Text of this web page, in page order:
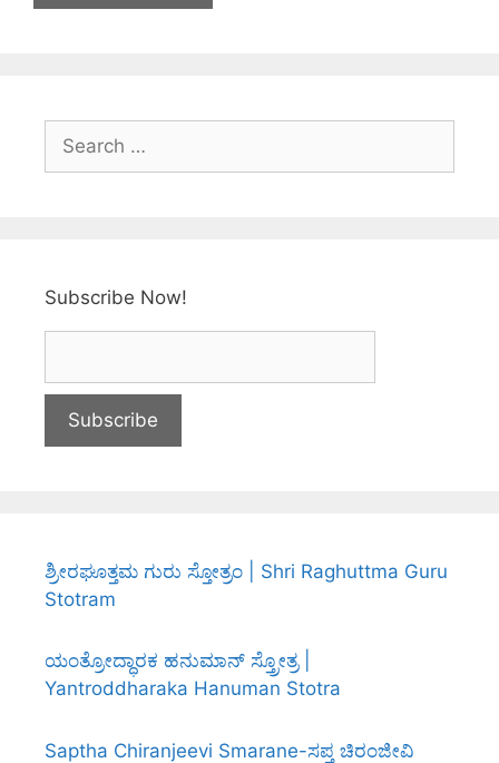
Subscribe Now!
ಶ್ರೀರಘೂತ್ತಮ ಗುರು ಸ್ತೋತ್ರಂ | Shri Raghuttma Guru
Stotram
ಯಂತ್ರೋದ್ಧಾರಕ ಹನುಮಾನ್ ಸ್ತ್ರೋತ್ರ |
Yantroddharaka Hanuman Stotra
Saptha Chiranjeevi Smarane-ಸಪ್ತ ಚಿರಂಜೀವಿ